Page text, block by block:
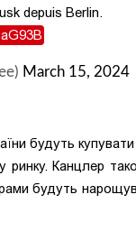
depuis Berlin.
March 15, 2024
будуть
ринку. Канцлер
будуть